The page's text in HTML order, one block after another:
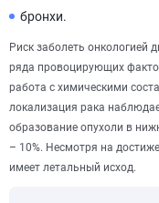
бронхи.
Риск заболеть онкологией
ряда провоцирующих
работа с химическими
локализация рака
образование опухоли в
– 10%. Несмотря на
имеет летальный исход.